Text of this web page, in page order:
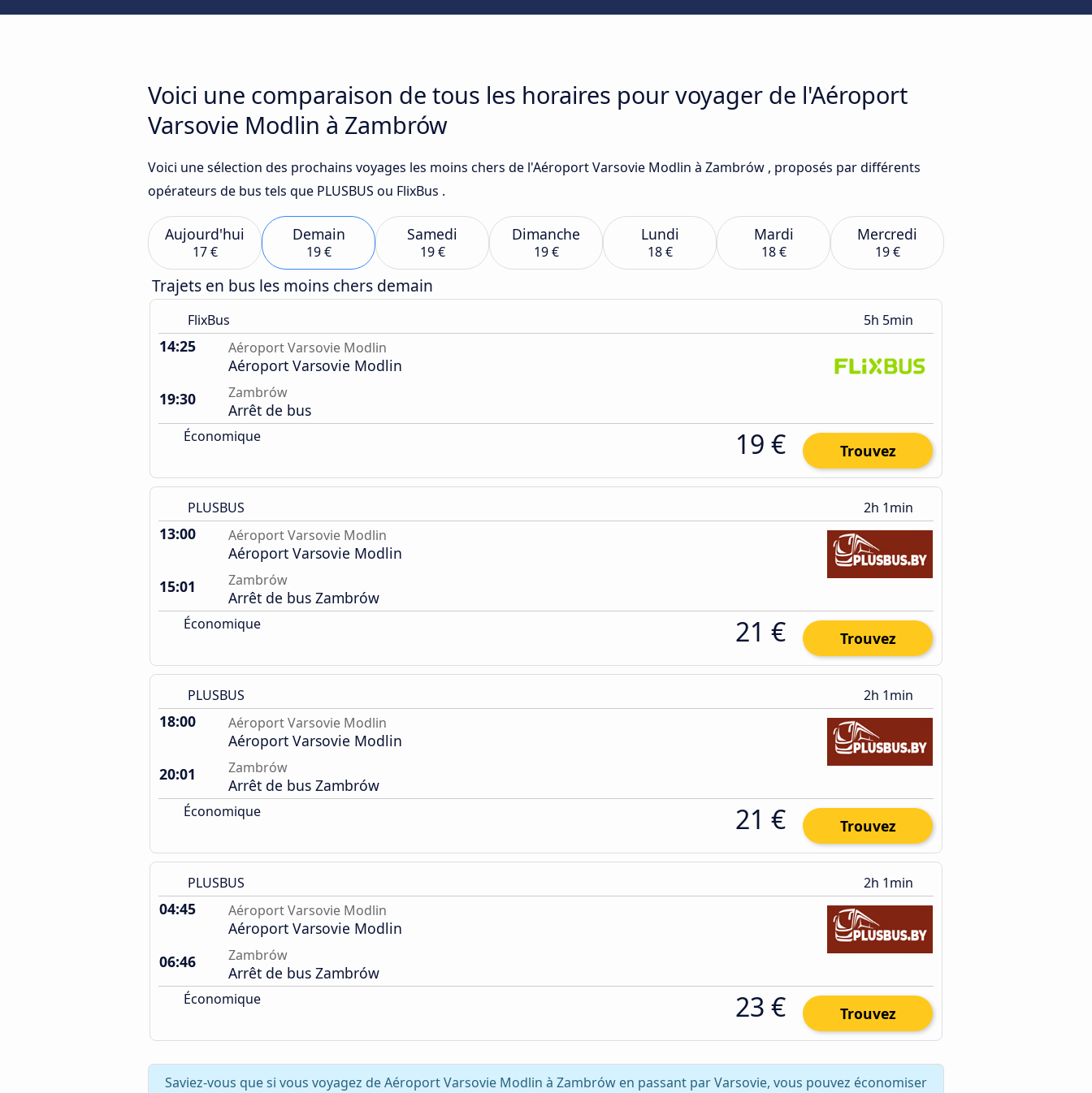
Voici une comparaison de tous les horaires pour voyager de l'Aéroport
Varsovie Modlin à Zambrów
Voici une sélection des prochains voyages les moins chers de l'Aéroport Varsovie Modlin à Zambrów , proposés par différents
opérateurs de bus tels que PLUSBUS ou FlixBus .
Aujourd'hui
17 €
Demain
19 €
Samedi
19 €
Dimanche
19 €
Lundi
18 €
Mardi
18 €
Mercredi
19 €
Trajets en bus les moins chers demain
FlixBus 5h 5min
14:25 Aéroport Varsovie Modlin
Aéroport Varsovie Modlin
19:30
Zambrów
Arrêt de bus
Économique 19 € Trouvez
PLUSBUS 2h 1min
13:00 Aéroport Varsovie Modlin
Aéroport Varsovie Modlin
15:01
Zambrów
Arrêt de bus Zambrów
Économique 21 € Trouvez
PLUSBUS 2h 1min
18:00 Aéroport Varsovie Modlin
Aéroport Varsovie Modlin
20:01
Zambrów
Arrêt de bus Zambrów
Économique 21 € Trouvez
PLUSBUS 2h 1min
04:45 Aéroport Varsovie Modlin
Aéroport Varsovie Modlin
06:46
Zambrów
Arrêt de bus Zambrów
Économique 23 € Trouvez
Saviez-vous que si vous voyagez de Aéroport Varsovie Modlin à Zambrów en passant par Varsovie, vous pouvez économiser